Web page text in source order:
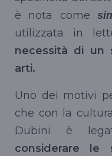
è nota come
utilizzata in
necessità di un
arti.
Uno dei motivi
che con la
Dubini è
considerare le